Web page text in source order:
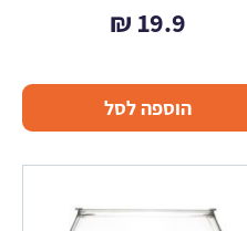
19.9
₪
הוספה לסל